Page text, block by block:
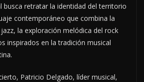
busca retratar la identidad del territorio
contemporáneo que combina la
la exploración melódica del rock
inspirados en la tradición musical
Patricio Delgado, líder musical,